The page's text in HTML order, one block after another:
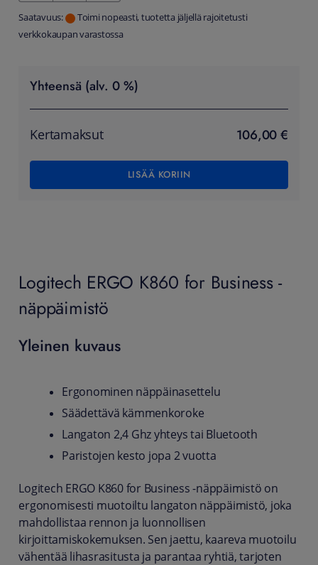
Saatavuus:
Toimi nopeasti, tuotetta jäljellä rajoitetusti
verkkokaupan varastossa
Yhteensä (alv. 0 %)
Kertamaksut 106,00 €
LISÄÄ KORIIN
Logitech ERGO K860 for Business -
näppäimistö
Yleinen kuvaus
Ergonominen näppäinasettelu
Säädettävä kämmenkoroke
Langaton 2,4 Ghz yhteys tai Bluetooth
Paristojen kesto jopa 2 vuotta
Logitech ERGO K860 for Business -näppäimistö on
ergonomisesti muotoiltu langaton näppäimistö, joka
mahdollistaa rennon ja luonnollisen
kirjoittamiskokemuksen. Sen jaettu, kaareva muotoilu
vähentää lihasrasitusta ja parantaa ryhtiä, tarjoten